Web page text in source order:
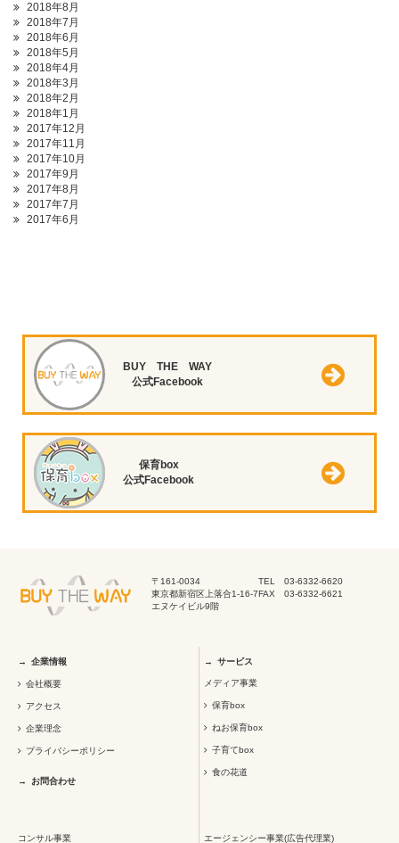
2018年8月
2018年7月
2018年6月
2018年5月
2018年4月
2018年3月
2018年2月
2018年1月
2017年12月
2017年11月
2017年10月
2017年9月
2017年8月
2017年7月
2017年6月
BUY THE WAY
公式Facebook
保育box
公式Facebook
〒161-0034
東京都新宿区上落合1-16-7
エヌケイビル9階
TEL 03-6332-6620
FAX 03-6332-6621
企業情報
会社概要
アクセス
企業理念
プライバシーポリシー
お問合わせ
サービス
メディア事業
保育box
ねお保育box
子育てbox
食の花道
コンサル事業 エージェンシー事業(広告代理業)